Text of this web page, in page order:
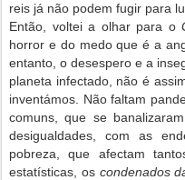
reis já não podem fugir para
Então, voltei a olhar para o
horror e do medo que é a
entanto, o desespero e a
planeta infectado, não é
inventámos. Não faltam
comuns, que se
desigualdades, com as
pobreza, que afectam
estatísticas, oscondenados